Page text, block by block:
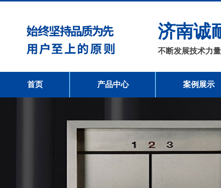
济南诚
不断发展技术力
首页 产品中心 案例展示